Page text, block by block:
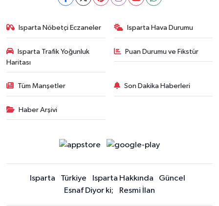
Isparta Nöbetçi Eczaneler Isparta Hava Durumu
Isparta Trafik Yoğunluk
Haritası
Puan Durumu ve Fikstür
Tüm Manşetler Son Dakika Haberleri
Haber Arşivi
Isparta Türkiye Isparta Hakkında
Güncel
Esnaf Diyor ki;
Resmi İlan